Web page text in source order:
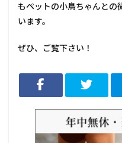
もペットの小鳥ちゃんとの
います。
ぜひ、ご覧下さい！